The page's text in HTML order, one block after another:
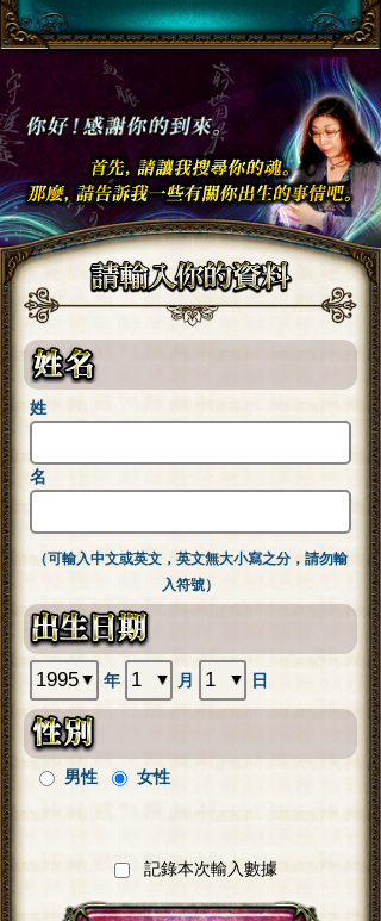
姓
名
（可輸入中文或英文，英文無大小寫之分，請勿輸
入符號）
年 月 日
男性 女性
記錄本次輸入數據